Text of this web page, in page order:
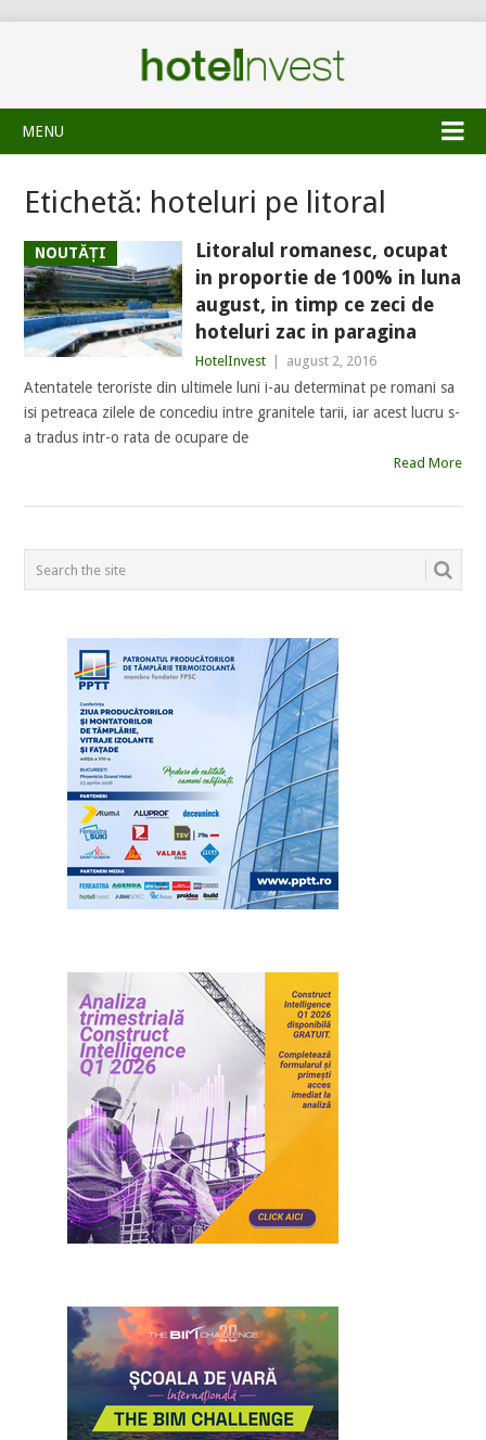
MENU
Etichetă: hoteluri pe litoral
NOUTĂȚI
Litoralul romanesc, ocupat
in proportie de 100% in luna
august, in timp ce zeci de
hoteluri zac in paragina
HotelInvest august 2, 2016
Atentatele teroriste din ultimele luni i-au determinat pe romani sa
isi petreaca zilele de concediu intre granitele tarii, iar acest lucru s-
a tradus intr-o rata de ocupare de
Read More
POSTS
NAVIGATION